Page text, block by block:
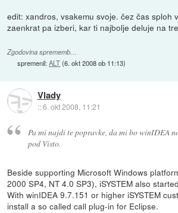
edit: xandros, vsakemu svoje. čez čas sploh
zaenkrat pa izberi, kar ti najbolje deluje na
Zgodovina sprememb…
spremenil:ALT(6. okt 2008 ob 11:13)
Vlady
::6. okt 2008, 11:21
Pa mi najdi te popravke, da mi bo winIDEA
pod Visto.
Beside supporting Microsoft Windows
2000 SP4, NT 4.0 SP3), iSYSTEM also
With winIDEA 9.7.151 or higher iSYSTEM
install a so called call plug-in for Eclipse.